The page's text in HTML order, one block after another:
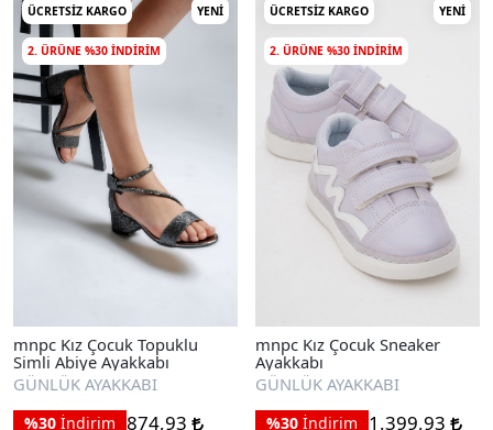
ÜCRETSIZ KARGO YENI
2. ÜRÜNE %30 INDIRIM
mnpc Kız Çocuk Topuklu
Simli Abiye Ayakkabı
GÜNLÜK AYAKKABI
%30 İndirim 874,93
ÜCRETSIZ KARGO YENI
2. ÜRÜNE %30 INDIRIM
mnpc Kız Çocuk Sneaker
Ayakkabı
GÜNLÜK AYAKKABI
%30 İndirim
1.399,93